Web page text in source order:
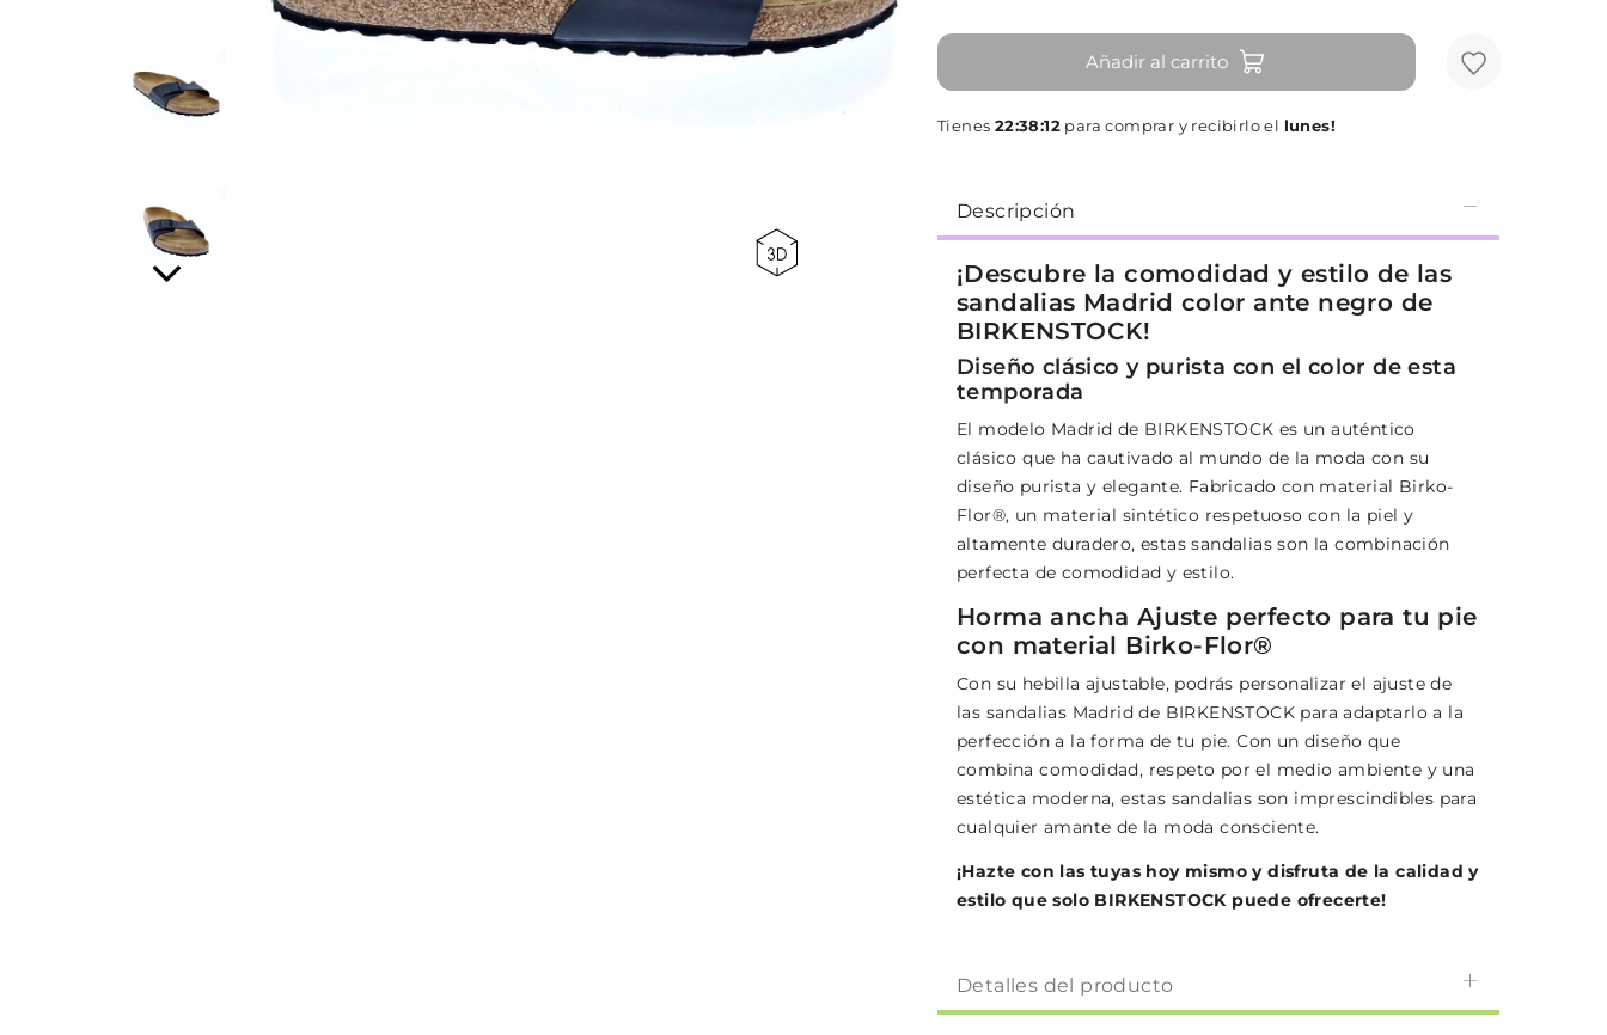
Añadir al carrito
Tienes 22:38:12 para comprar y recibirlo el lunes!
Descripción
¡Descubre la comodidad y estilo de las
sandalias Madrid color ante negro de
BIRKENSTOCK!
Diseño clásico y purista con el color de esta
temporada
El modelo Madrid de BIRKENSTOCK es un auténtico
clásico que ha cautivado al mundo de la moda con su
diseño purista y elegante. Fabricado con material Birko-
Flor®, un material sintético respetuoso con la piel y
altamente duradero, estas sandalias son la combinación
perfecta de comodidad y estilo.
Horma ancha Ajuste perfecto para tu pie
con material Birko-Flor®
Con su hebilla ajustable, podrás personalizar el ajuste de
las sandalias Madrid de BIRKENSTOCK para adaptarlo a la
perfección a la forma de tu pie. Con un diseño que
combina comodidad, respeto por el medio ambiente y una
estética moderna, estas sandalias son imprescindibles para
cualquier amante de la moda consciente.
¡Hazte con las tuyas hoy mismo y disfruta de la calidad y
estilo que solo BIRKENSTOCK puede ofrecerte!
Detalles del producto